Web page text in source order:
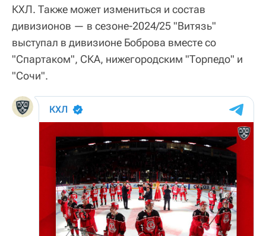
КХЛ. Также может измениться и состав
дивизионов — в сезоне-2024/25 "Витязь"
выступал в дивизионе Боброва вместе со
"Спартаком", СКА, нижегородским "Торпедо" и
"Сочи".